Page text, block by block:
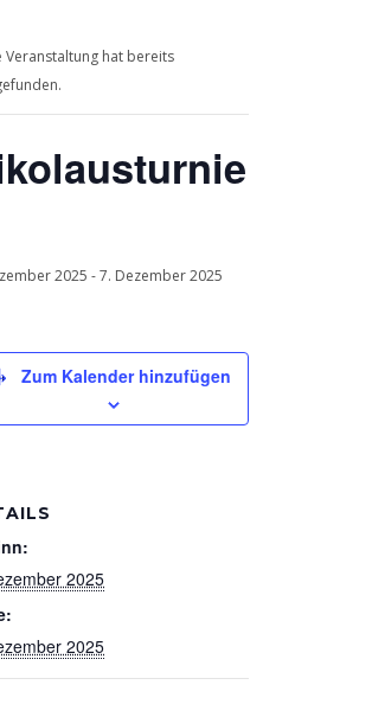
Veranstaltung hat bereits
2025 -7. Dezember 2025
Zum Kalender hinzufügen
2025
2025